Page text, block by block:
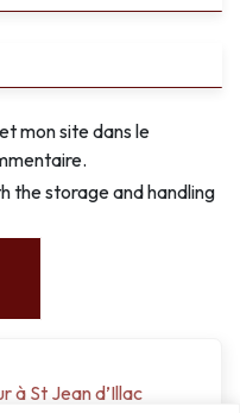
mon site dans le
the storage and handling
à St Jean d’Illac